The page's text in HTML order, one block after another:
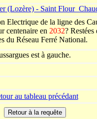
(Lozère) - Saint
Electrique de la ligne des
centenaire en 2032?
du Réseau Ferré National.
est à gauche.
au tableau précédant